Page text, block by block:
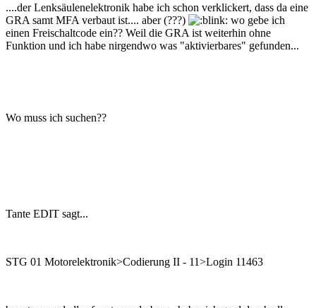
....der Lenksäulenelektronik habe ich schon verklickert, dass da eine
GRA samt MFA verbaut ist.... aber (???)
wo gebe ich
einen Freischaltcode ein?? Weil die GRA ist weiterhin ohne
Funktion und ich habe nirgendwo was "aktivierbares" gefunden...
Wo muss ich suchen??
Tante EDIT sagt...
STG 01 Motorelektronik>Codierung II - 11>Login 11463